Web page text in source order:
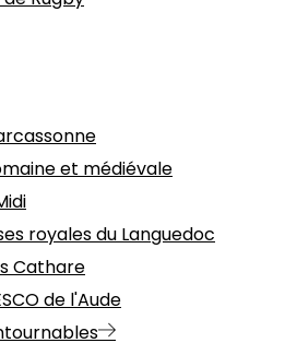
et médiévale
royales du Languedoc
Cathare
de l'Aude